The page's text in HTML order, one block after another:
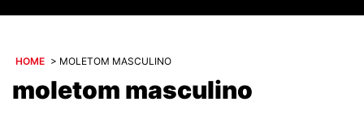
HOME > MOLETOM MASCULINO
moletom masculino